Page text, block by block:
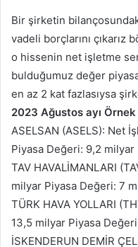
Bir şirketin
vadeli borçlarını çıkarız
o hissenin net işletme
bulduğumuz değer
en az 2 kat fazlasıysa
2023 Ağustos ayı
ASELSAN (ASELS): Net
Piyasa Değeri: 9,2 milyar
TAV HAVALİMANLARI
milyar Piyasa Değeri: 7
TÜRK HAVA YOLLARI
13,5 milyar Piyasa
İSKENDERUN DEMİR